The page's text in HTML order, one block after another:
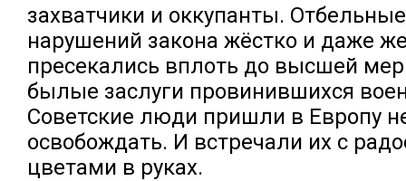
захватчики и оккупанты.
нарушений закона жёстко и даже
пресекались вплоть до высшей
былые заслуги провинившихся
Советские люди пришли в Европу
освобождать. И встречали их с
цветами в руках.